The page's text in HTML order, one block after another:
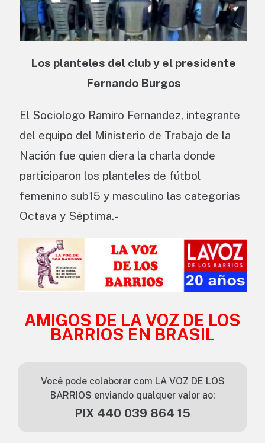
Los planteles del club y el presidente
Fernando Burgos
El Sociologo Ramiro Fernandez, integrante
del equipo del Ministerio de Trabajo de la
Nación fue quien diera la charla donde
participaron los planteles de fútbol
femenino sub15 y masculino las categorías
Octava y Séptima.-
AMIGOS DE LA VOZ DE LOS
BARRIOS EN BRASIL
Você pode colaborar com LA VOZ DE LOS
BARRIOS enviando qualquer valor ao:
PIX 440 039 864 15